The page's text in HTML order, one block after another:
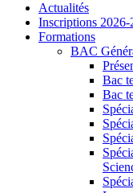
Actualités
Inscriptions 2026-
Formations
BAC
Bac
Bac